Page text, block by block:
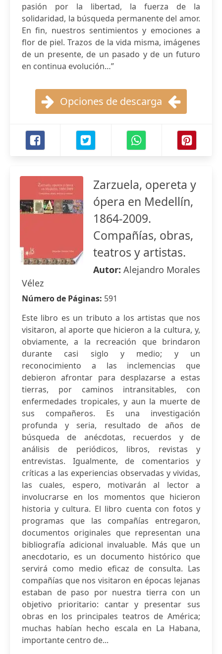
pasión por la libertad, la fuerza de la
solidaridad, la búsqueda permanente del amor.
En fin, nuestros sentimientos y emociones a
flor de piel. Trazos de la vida misma, imágenes
de un presente, de un pasado y de un futuro
en continua evolución…”
Opciones de descarga
Zarzuela, opereta y
ópera en Medellín,
1864-2009.
Compañías, obras,
teatros y artistas.
Autor: Alejandro Morales
Vélez
Número de Páginas: 591
Este libro es un tributo a los artistas que nos
visitaron, al aporte que hicieron a la cultura, y,
obviamente, a la recreación que brindaron
durante casi siglo y medio; y un
reconocimiento a las inclemencias que
debieron afrontar para desplazarse a estas
tierras, por caminos intransitables, con
enfermedades tropicales, y aun la muerte de
sus compañeros. Es una investigación
profunda y seria, resultado de años de
búsqueda de anécdotas, recuerdos y de
análisis de periódicos, libros, revistas y
entrevistas. Igualmente, de comentarios y
críticas a las experiencias observadas y vividas,
las cuales, espero, motivarán al lector a
involucrarse en los momentos que hicieron
historia y cultura. El libro cuenta con fotos y
programas que las compañías entregaron,
documentos originales que representan una
bibliografía adicional invaluable. Más que un
anecdotario, es un documento histórico que
servirá como medio eficaz de consulta. Las
compañías que nos visitaron en épocas lejanas
estaban de paso por nuestra tierra con un
objetivo prioritario: cantar y presentar sus
obras en los principales teatros de América;
muchas habían hecho escala en La Habana,
importante centro de...